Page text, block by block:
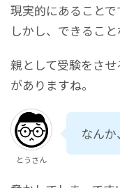
現実的にあることで
しかし、できること
親として受験をさ
がありますね。
とうさん
なん